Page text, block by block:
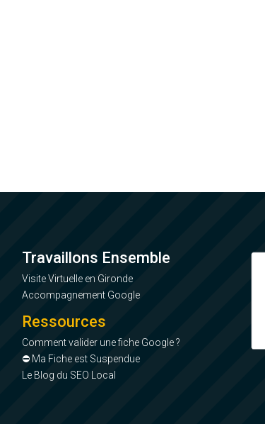
Travaillons Ensemble
Visite Virtuelle en Gironde
Accompagnement Google
Ressources
Comment valider une fiche Google ?
⛔ Ma Fiche est Suspendue
Le Blog du SEO Local